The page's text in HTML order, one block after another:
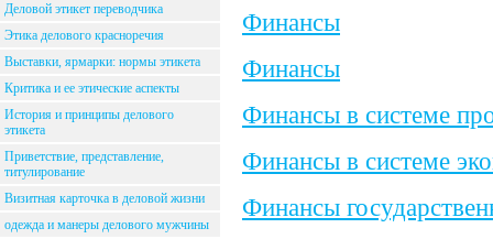
Деловой этикет переводчика
Этика делового красноречия
Выставки, ярмарки: нормы этикета
Критика и ее этические аспекты
История и принципы делового
этикета
Приветствие, представление,
титулирование
Визитная карточка в деловой жизни
одежда и манеры делового мужчины
Финансы
Финансы
Финансы в системе
Финансы в системе
Финансы